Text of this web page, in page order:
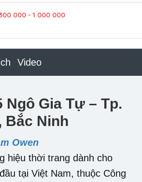
000 - 1 000 000
Video
Ngô Gia Tự – Tp.
Bắc Ninh
Owen
hiệu thời trang dành cho
tại Việt Nam, thuộc Công